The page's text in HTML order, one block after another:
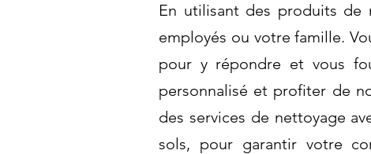
En utilisant des produits de
employés ou votre famille.
pour y répondre et vous
personnalisé et profiter de
des services de nettoyage
sols, pour garantir votre